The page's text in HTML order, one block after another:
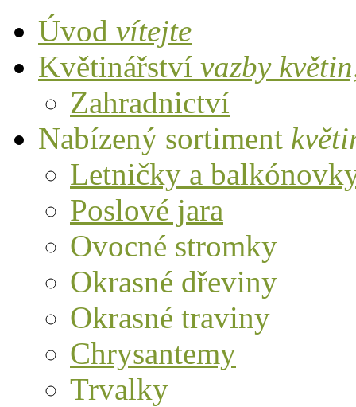
Úvod vítejte
Květinářství vazby
Zahradnictví
Nabízený sortiment
Letničky a
Poslové jara
Ovocné stromky
Okrasné dřeviny
Okrasné traviny
Chrysantemy
Trvalky